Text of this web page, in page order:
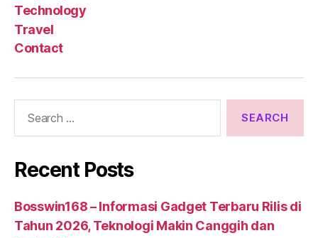
Technology
Travel
Contact
Recent Posts
Bosswin168 – Informasi Gadget Terbaru Rilis di
Tahun 2026, Teknologi Makin Canggih dan